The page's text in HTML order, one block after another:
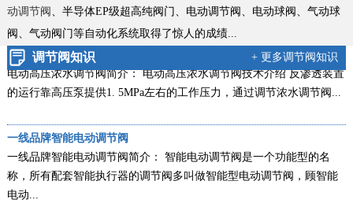
动调节阀 、半导体EP级超高纯阀门、电动调节阀、电动球阀、气动球
阀、 气动阀门等自动化系统取得了惊人的成绩...
+ 更多调节阀知识
调节阀知识
良创...
电动高压浓水调节阀技术说明
电动高压浓水调节阀简介： 电动高压浓水调节阀技术介绍 反渗透装置
的运行靠高压泵提供1. 5MPa左右的工作压力，通过调节浓水调节阀...
一线品牌智能电动调节阀
一线品牌智能电动调节阀简介： 智能电动调节阀是一个功能型的名
称，所有配套智能执行器的调节阀多叫做智能型电动调节阀，顾智能
电动...